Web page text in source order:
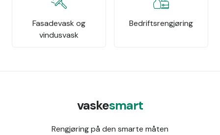
Fasadevask og
vindusvask
Bedriftsrengjøring
vaskesmart
Rengjøring på den smarte måten